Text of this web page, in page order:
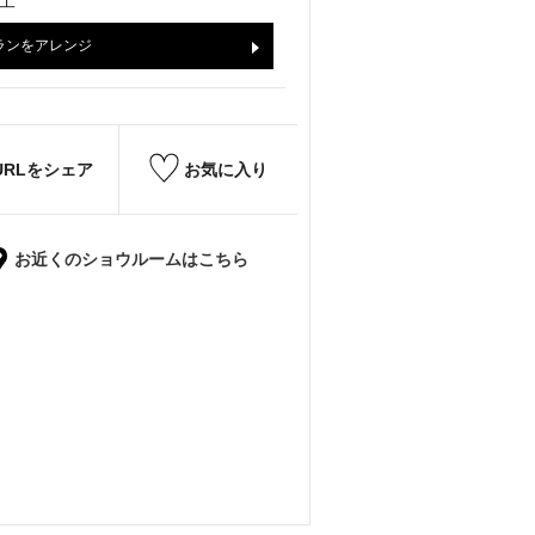
ンをアレンジ
をシェア お気に入り
お近くのショウルームはこちら